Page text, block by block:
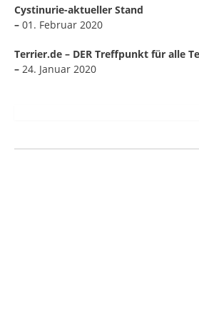
Cystinurie-aktueller Stand
– 01. Februar 2020
Terrier.de – DER Treffpunkt für alle
– 24. Januar 2020